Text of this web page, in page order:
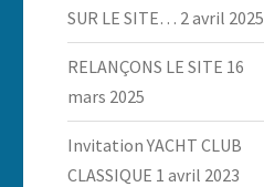
SUR LE SITE… 2 avril 2025
RELANÇONS LE SITE 16
mars 2025
Invitation YACHT CLUB
CLASSIQUE 1 avril 2023